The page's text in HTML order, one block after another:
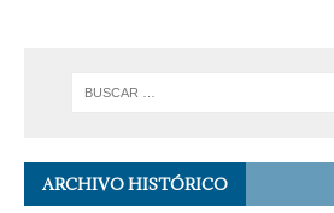
ARCHIVO HISTÓRICO